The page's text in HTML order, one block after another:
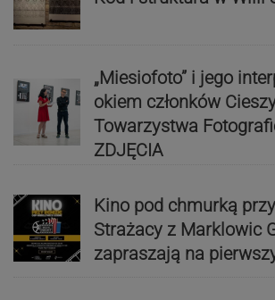
„Miesiofoto” i jego
okiem członków
Towarzystwa
ZDJĘCIA
Kino pod chmurką
Strażacy z Marklowic
zapraszają na